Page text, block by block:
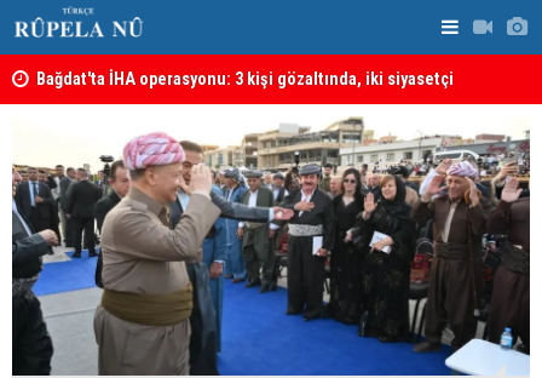
Bağdat'ta İHA operasyonu: 3 kişi gözaltında, iki siyasetçi